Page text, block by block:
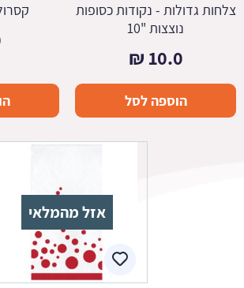
צלחות גדולות - נקודות כסופות
נוצצות "10
10.0
₪
הוספה לסל
אזל מהמלאי